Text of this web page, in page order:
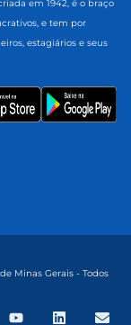
em 1942, é o braço
e tem por
estagiários e seus
Minas Gerais - Todos